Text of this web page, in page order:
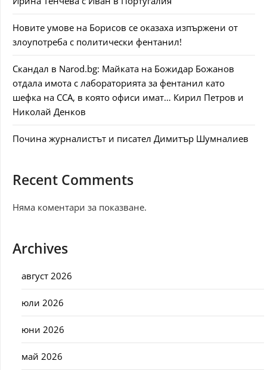
Новите умове на Борисов се оказаха изпържени от
злоупотреба с политически фентанил!
Скандал в Narod.bg: Майката на Божидар Божанов
отдала имота с лабораторията за фентанил като
шефка на ССА, в която офиси имат… Кирил Петров и
Николай Денков
Почина журналистът и писател Димитър Шумналиев
Recent Comments
Няма коментари за показване.
Archives
август 2026
юли 2026
юни 2026
май 2026